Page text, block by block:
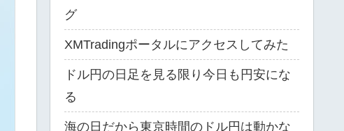
グ
XMTradingポータルにアクセスしてみた
ドル円の日足を見る限り今日も円安にな
る
海の日だから東京時間のドル円は動かな